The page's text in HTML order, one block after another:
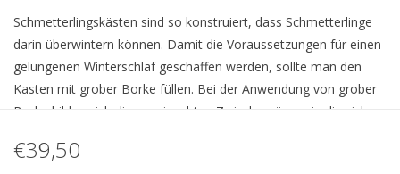
Schmetterlingskästen sind so konstruiert, dass Schmetterlinge
darin überwintern können. Damit die Voraussetzungen für einen
gelungenen Winterschlaf geschaffen werden, sollte man den
Kasten mit grober Borke füllen. Bei der Anwendung von grober
Borke bilden sich die gewünschten Zwischenräume in die sich
Maße: 155 x 160 x212 mm
€39,50